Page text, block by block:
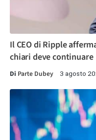
Il CEO di Ripple
chiari deve continuare
Di Parte Dubey 3 agosto